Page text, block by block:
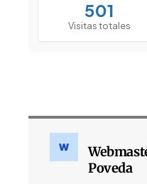
501
Visitas totales
Poveda